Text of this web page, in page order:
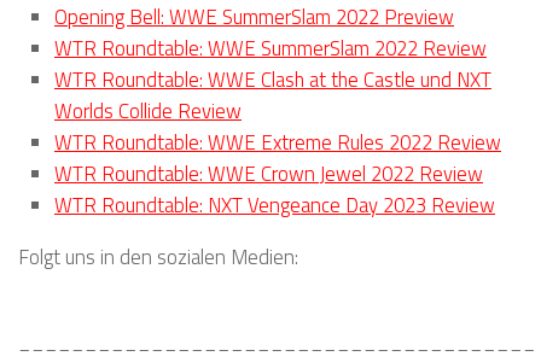
Opening Bell: WWE SummerSlam 2022 Preview
WTR Roundtable: WWE SummerSlam 2022 Review
WTR Roundtable: WWE Clash at the Castle und NXT
Worlds Collide Review
WTR Roundtable: WWE Extreme Rules 2022 Review
WTR Roundtable: WWE Crown Jewel 2022 Review
WTR Roundtable: NXT Vengeance Day 2023 Review
Folgt uns in den sozialen Medien: